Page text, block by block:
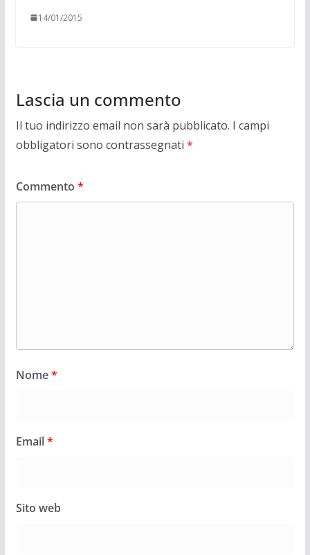
14/01/2015
Lascia un commento
Il tuo indirizzo email non sarà pubblicato. I campi
obbligatori sono contrassegnati *
Commento *
Nome*
Email*
Sito web